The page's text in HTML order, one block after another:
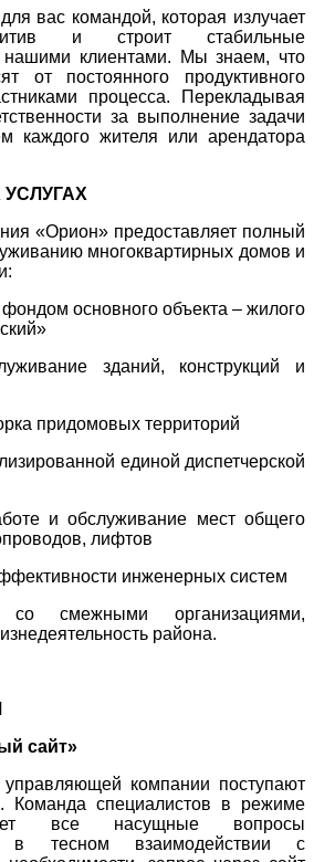
вас командой, которая излучает
и строит стабильные
нашими клиентами. Мы знаем, что
от постоянного продуктивного
процесса. Перекладывая
за выполнение задачи
каждого жителя или арендатора
«Орион» предоставляет полный
многоквартирных домов и
основного объекта – жилого
зданий, конструкций и
придомовых территорий
единой диспетчерской
и обслуживание мест общего
лифтов
инженерных систем
со смежными организациями,
района.
сайт»
компании поступают
Команда специалистов в режиме
все насущные вопросы
в тесном взаимодействии с